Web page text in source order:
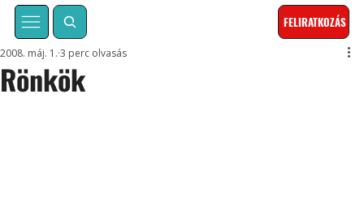
FELIRATKOZÁS
Rönkök
2008. máj. 1. 3 perc olvasás